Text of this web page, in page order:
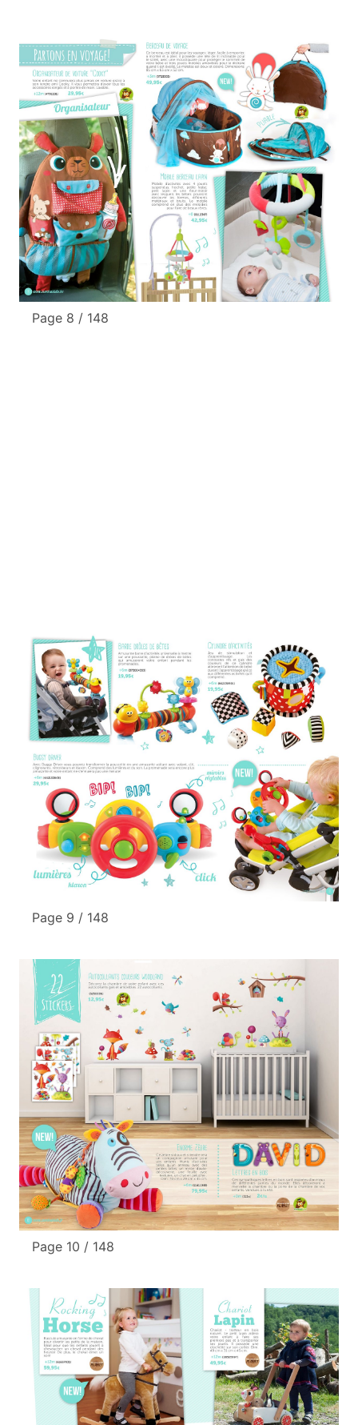
Page 8 / 148
Page 9 / 148
Page 10 / 148